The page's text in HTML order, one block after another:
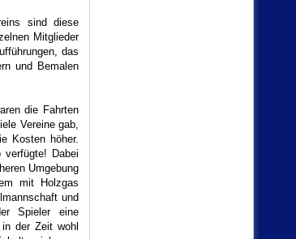
sind diese
Mitglieder
das
und Bemalen
die Fahrten
Vereine gab,
Kosten höher.
Dabei
Umgebung
mit Holzgas
und
Spieler eine
der Zeit wohl